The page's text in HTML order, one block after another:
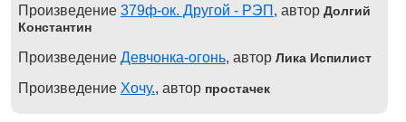
Произведение 379ф-ок. Другой - РЭП , автор Долгий
Константин
Произведение Девчонка-огонь, автор Лика Испилист
Произведение Хочу., автор простачек